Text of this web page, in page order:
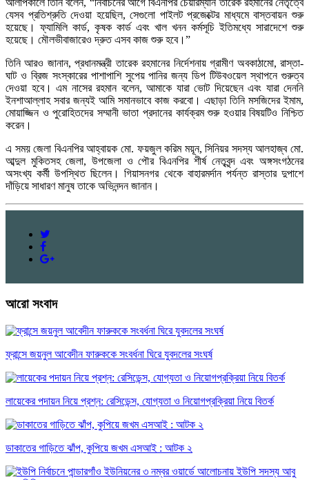
আলাপকালে তিনি বলেন, “নির্বাচনের আগে বিএনপির চেয়ারম্যান তারেক রহমানের নেতৃত্বে
যেসব প্রতিশ্রুতি দেওয়া হয়েছিল, সেগুলো পাইলট প্রজেক্টের মাধ্যমে বাস্তবায়ন শুরু
হয়েছে। ফ্যামিলি কার্ড, কৃষক কার্ড এবং খাল খনন কর্মসূচি ইতিমধ্যে সারাদেশে শুরু
হয়েছে। মৌলভীবাজারেও দ্রুত এসব কাজ শুরু হবে।”
তিনি আরও জানান, প্রধানমন্ত্রী তারেক রহমানের নির্দেশনায় গ্রামীণ অবকাঠামো, রাস্তা-
ঘাট ও ব্রিজ সংস্কারের পাশাপাশি সুপেয় পানির জন্য ডিপ টিউবওয়েল স্থাপনে গুরুত্ব
দেওয়া হবে। এম নাসের রহমান বলেন, আমাকে যারা ভোট দিয়েছেন এবং যারা দেননি
ইনশাআল্লাহ সবার জন্যই আমি সমানভাবে কাজ করবো। এছাড়া তিনি মসজিদের ইমাম,
মোয়াজ্জিন ও পুরোহিতদের সম্মানী ভাতা প্রদানের কার্যক্রম শুরু হওয়ার বিষয়টিও নিশ্চিত
করেন।
এ সময় জেলা বিএনপির আহ্বায়ক মো. ফয়জুল করিম ময়ূন, সিনিয়র সদস্য আলহাজ্ব মো.
আব্দুল মুকিতসহ জেলা, উপজেলা ও পৌর বিএনপির শীর্ষ নেতৃবৃন্দ এবং অঙ্গসংগঠনের
অসংখ্য কর্মী উপস্থিত ছিলেন। গিয়াসনগর থেকে বাহারমর্দান পর্যন্ত রাস্তার দুপাশে
দাঁড়িয়ে সাধারণ মানুষ তাকে অভিনন্দন জানান।
আরো সংবাদ
ফ্রান্সে জয়নুল আবেদীন ফারুককে সংবর্ধনা ঘিরে যুবদলের সংঘর্ষ
লায়েকের পদায়ন নিয়ে প্রশ্ন: রেসিডেন্স, যোগ্যতা ও নিয়োগপ্রক্রিয়া নিয়ে বিতর্ক
ডাকাতের গাড়িতে ঝাঁপ, কুপিয়ে জখম এসআই : আটক ২